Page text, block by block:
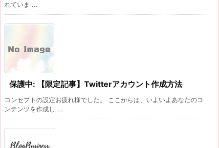
れていま ...
保護中: 【限定記事】Twitterアカウント作成方法
コンセプトの設定お疲れ様でした。 ここからは、いよいよあなたのコ
ンテンツを作成し ...